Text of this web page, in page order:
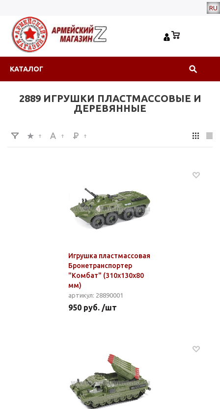
RU
КАТАЛОГ
2889 ИГРУШКИ ПЛАСТМАССОВЫЕ И
ДЕРЕВЯННЫЕ
Игрушка пластмассовая
Бронетранспортер
"Комбат" (310x130x80
мм)
артикул: 28890001
950 руб. /шт